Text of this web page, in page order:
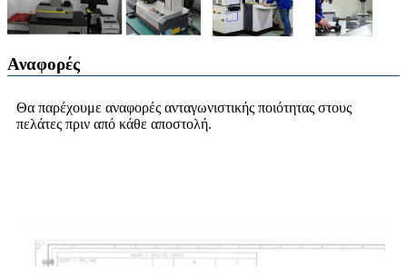
Αναφορές
Θα παρέχουμε αναφορές ανταγωνιστικής ποιότητας στους
πελάτες πριν από κάθε αποστολή.